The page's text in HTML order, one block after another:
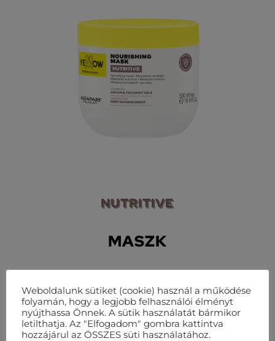
NUTRITIVE
MASZK
TOVÁBB
Weboldalunk sütiket (cookie) használ a működése
folyamán, hogy a legjobb felhasználói élményt
nyújthassa Önnek. A sütik használatát bármikor
letilthatja. Az "Elfogadom" gombra kattintva
hozzájárul az ÖSSZES süti használatához.